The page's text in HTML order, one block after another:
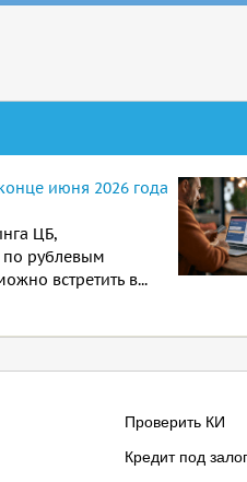
июня 2026 года
ЦБ,
по рублевым
встретить в...
Проверить КИ
Кредит под